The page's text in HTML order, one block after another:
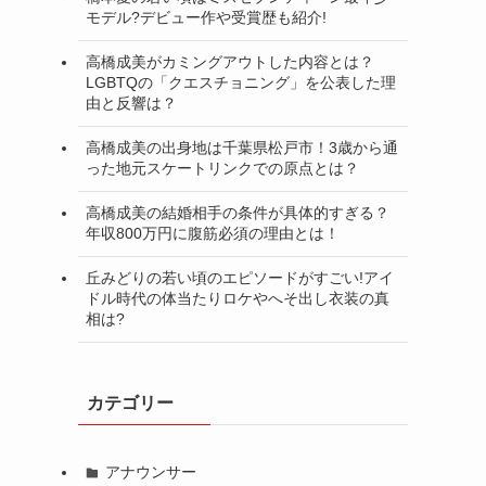
モデル?デビュー作や受賞歴も紹介!
高橋成美がカミングアウトした内容とは？
LGBTQの「クエスチョニング」を公表した理
由と反響は？
高橋成美の出身地は千葉県松戸市！3歳から通
った地元スケートリンクでの原点とは？
高橋成美の結婚相手の条件が具体的すぎる？
年収800万円に腹筋必須の理由とは！
丘みどりの若い頃のエピソードがすごい!アイ
ドル時代の体当たりロケやへそ出し衣装の真
相は?
カテゴリー
アナウンサー